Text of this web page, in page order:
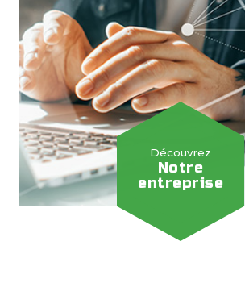
Découvrez
Notre
entreprise